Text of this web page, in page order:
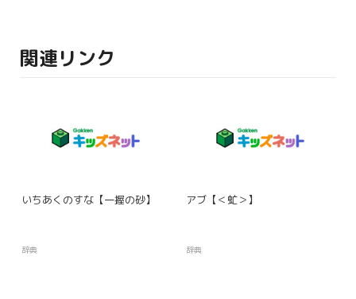
関連リンク
いちあくのすな【一握の砂】
辞典
アブ【＜虻＞】
辞典